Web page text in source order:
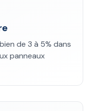
de 3 à 5% dans
panneaux